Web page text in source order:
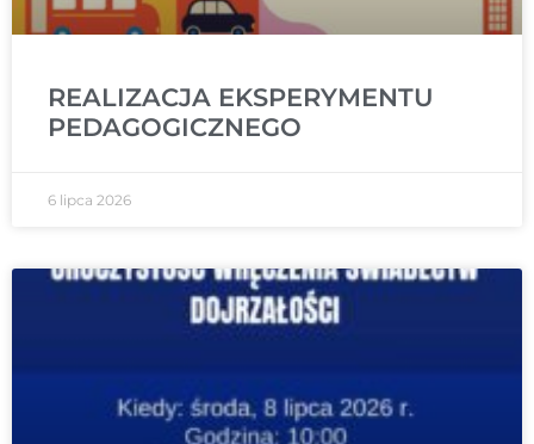
REALIZACJA EKSPERYMENTU
PEDAGOGICZNEGO
6 lipca 2026